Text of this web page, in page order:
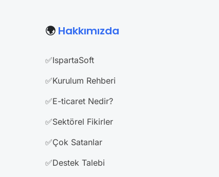
🌍 Hakkımızda
✅IspartaSoft
✅Kurulum Rehberi
✅E-ticaret Nedir?
✅Sektörel Fikirler
✅Çok Satanlar
✅Destek Talebi